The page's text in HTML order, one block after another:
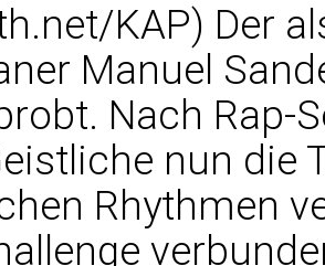
KAP) Der
Manuel
Nach Rap-
nun die
Rhythmen